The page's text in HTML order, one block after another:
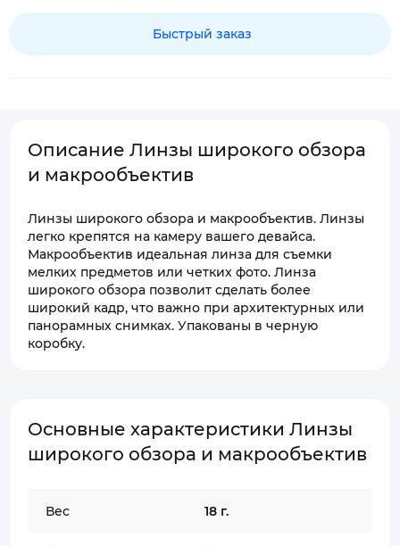
Быстрый заказ
Описание Линзы широкого обзора
и макрообъектив
Линзы широкого обзора и макрообъектив. Линзы
легко крепятся на камеру вашего девайса.
Макрообъектив идеальная линза для съемки
мелких предметов или четких фото. Линза
широкого обзора позволит сделать более
широкий кадр, что важно при архитектурных или
панорамных снимках. Упакованы в черную
коробку.
Основные характеристики Линзы
широкого обзора и макрообъектив
Вес 18 г.